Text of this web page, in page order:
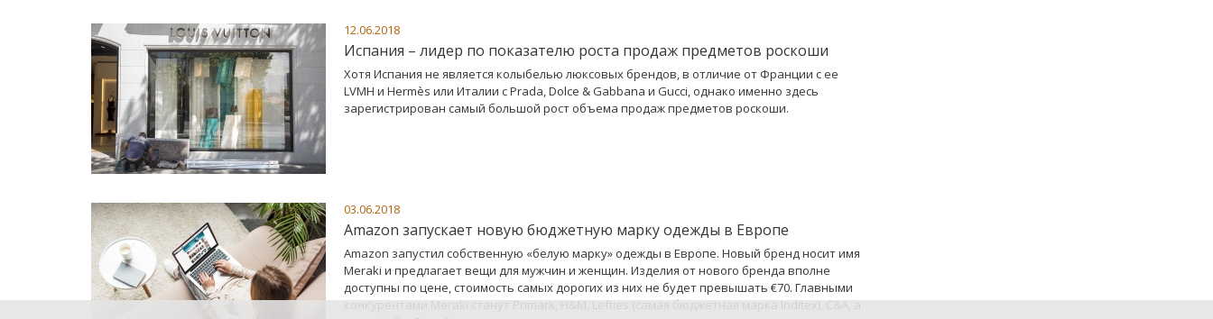
12.06.2018
Испания – лидер по показателю роста продаж предметов роскоши
Хотя Испания не является колыбелью люксовых брендов, в отличие от Франции с ее
LVMH и Hermès или Италии с Prada, Dolce & Gabbana и Gucci, однако именно здесь
зарегистрирован самый большой рост объема продаж предметов роскоши.
03.06.2018
Amazon запускает новую бюджетную марку одежды в Европе
Amazon запустил собственную «белую марку» одежды в Европе. Новый бренд носит имя
Meraki и предлагает вещи для мужчин и женщин. Изделия от нового бренда вполне
доступны по цене, стоимость самых дорогих из них не будет превышать €70. Главными
конкурентами Meraki станут Primark, H&M, Lefties (самая бюджетная марка Inditex), C&A, а